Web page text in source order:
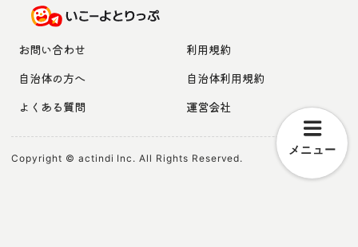
メニュー
お問い合わせ
利用規約
自治体の方へ
自治体利用規約
よくある質問
運営会社
Copyright © actindi Inc. All Rights Reserved.